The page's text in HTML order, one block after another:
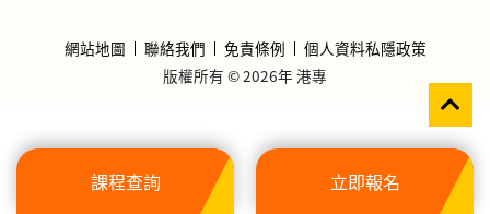
課程查詢 立即報名
網站地圖 聯絡我們 免責條例
個人資料私隱政策
版權所有 © 2026年 港專